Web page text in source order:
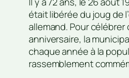
était libérée du joug de
allemand. Pour célébrer
anniversaire, la
chaque année à la
rassemblement